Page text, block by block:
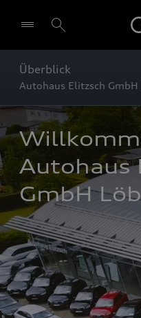
Überblick
Autohaus Elitzsch GmbH
Autohaus
GmbH